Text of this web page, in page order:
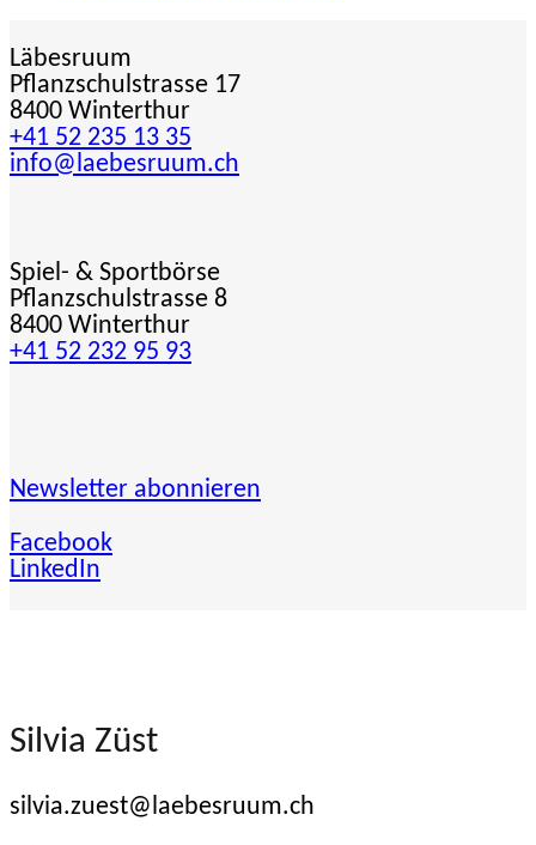
Läbesruum
Pflanzschulstrasse 17
8400 Winterthur
+41 52 235 13 35
info@laebesruum.ch
Spiel- & Sportbörse
Pflanzschulstrasse 8
8400 Winterthur
+41 52 232 95 93
Newsletter abonnieren
Facebook
LinkedIn
Silvia Züst
silvia.zuest@laebesruum.ch